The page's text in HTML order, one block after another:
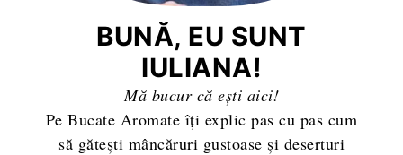
BUNĂ, EU SUNT
IULIANA!
Mă bucur că ești aici!
Pe Bucate Aromate îți explic pas cu pas cum
să gătești mâncăruri gustoase și deserturi